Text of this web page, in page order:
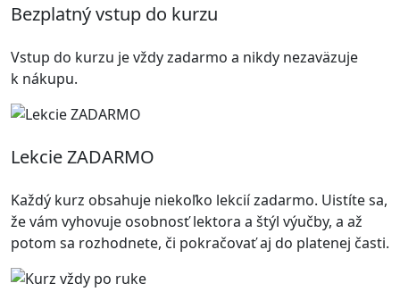
Bezplatný vstup do kurzu
Vstup do kurzu je vždy zadarmo a nikdy nezaväzuje
k nákupu.
Lekcie ZADARMO
Každý kurz obsahuje niekoľko lekcií zadarmo. Uistíte sa,
že vám vyhovuje osobnosť lektora a štýl výučby, a až
potom sa rozhodnete, či pokračovať aj do platenej časti.